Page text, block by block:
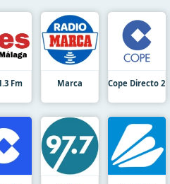
Fm Marca Cope Directo 2